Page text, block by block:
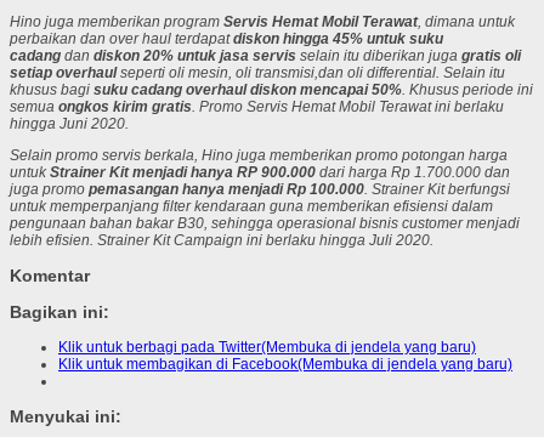
Hino juga memberikan program Servis Hemat Mobil Terawat, dimana untuk
perbaikan dan over haul terdapatdiskon hingga 45% untuk suku
cadang dan diskon 20% untuk jasa servis selain itu diberikan juga gratis oli
setiap overhaulseperti oli mesin, oli transmisi,dan oli differential. Selain itu
khusus bagi suku cadang overhaul diskon mencapai 50%. Khusus periode ini
semua ongkos kirim gratis. Promo Servis Hemat Mobil Terawat ini berlaku
hingga Juni 2020.
Selain promo servis berkala, Hino juga memberikan promo potongan harga
untuk Strainer Kit menjadi hanya RP 900.000 dari harga Rp 1.700.000 dan
juga promo pemasangan hanya menjadi Rp 100.000. Strainer Kit berfungsi
untuk memperpanjang filter kendaraan guna memberikan efisiensi dalam
pengunaan bahan bakar B30, sehingga operasional bisnis customer menjadi
lebih efisien. Strainer Kit Campaign ini berlaku hingga Juli 2020.
Komentar
Bagikan ini:
Klik untuk berbagi pada Twitter(Membuka di jendela yang baru)
Klik untuk membagikan di Facebook(Membuka di jendela yang baru)
Menyukai ini: